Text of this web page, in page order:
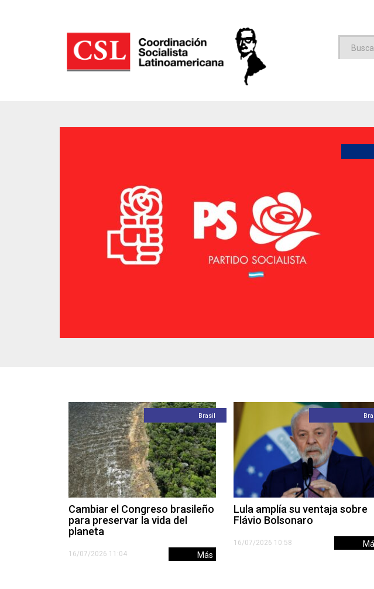
Brasil
Cambiar el Congreso brasileño
para preservar la vida del
planeta
16/07/2026 11:04 Más
Lula amplía su ventaja sobre
Flávio Bolsonaro
16/07/2026 10:58